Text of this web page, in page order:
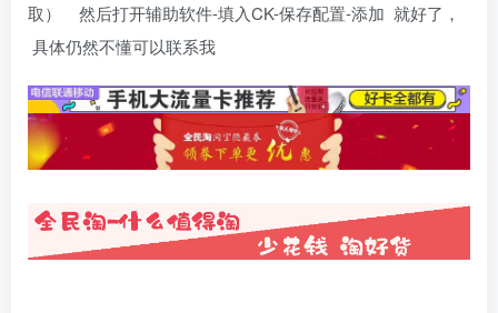
取） 然后打开辅助软件-填入CK-保存配置-添加 就好了，
具体仍然不懂可以联系我